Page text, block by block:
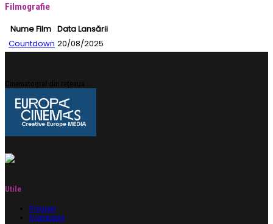
Filmografie
Nume Film Data Lansării
Countdown 20/08/2025
Cinematograf din rețeaua
Utile
Program
Evenimente